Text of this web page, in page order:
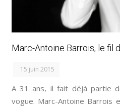
Marc-Antoine Barrois, le fil
15 juin 2015
A 31 ans, il fait déjà partie
vogue. Marc-Antoine Barrois